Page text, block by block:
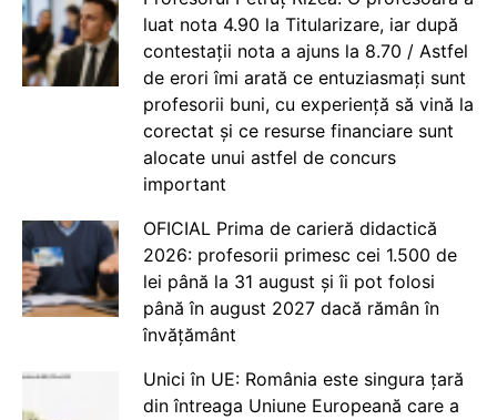
luat nota 4.90 la Titularizare, iar după
contestații nota a ajuns la 8.70 / Astfel
de erori îmi arată ce entuziasmați sunt
profesorii buni, cu experiență să vină la
corectat și ce resurse financiare sunt
alocate unui astfel de concurs
important
OFICIAL Prima de carieră didactică
2026: profesorii primesc cei 1.500 de
lei până la 31 august și îi pot folosi
până în august 2027 dacă rămân în
învățământ
Unici în UE: România este singura țară
din întreaga Uniune Europeană care a